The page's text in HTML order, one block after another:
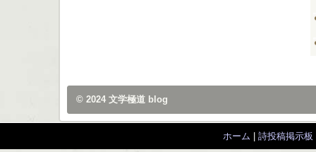
© 2024 文学極道 blog
ホーム | 詩投稿掲示板